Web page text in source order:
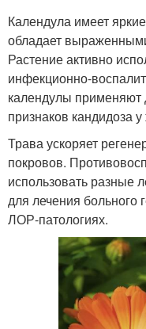
Календула имеет
обладает
Растение активно
инфекционно-
календулы применяют
признаков кандидоза
Трава ускоряет
покровов.
использовать разные
для лечения больного
ЛОР-патологиях.